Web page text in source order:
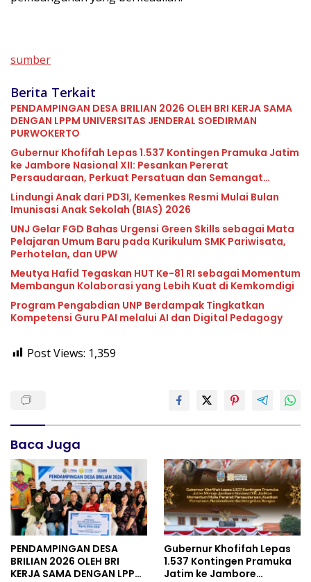
sumber
Berita Terkait
PENDAMPINGAN DESA BRILIAN 2026 OLEH BRI KERJA SAMA
DENGAN LPPM UNIVERSITAS JENDERAL SOEDIRMAN
PURWOKERTO
Gubernur Khofifah Lepas 1.537 Kontingen Pramuka Jatim
ke Jambore Nasional XII: Pesankan Pererat
Persaudaraan, Perkuat Persatuan dan Semangat
Nasionalisme
Lindungi Anak dari PD3I, Kemenkes Resmi Mulai Bulan
Imunisasi Anak Sekolah (BIAS) 2026
UNJ Gelar FGD Bahas Urgensi Green Skills sebagai Mata
Pelajaran Umum Baru pada Kurikulum SMK Pariwisata,
Perhotelan, dan UPW
Meutya Hafid Tegaskan HUT Ke-81 RI sebagai Momentum
Membangun Kolaborasi yang Lebih Kuat di Kemkomdigi
Program Pengabdian UNP Berdampak Tingkatkan
Kompetensi Guru PAI melalui AI dan Digital Pedagogy
Post Views: 1,359
Baca Juga
PENDAMPINGAN DESA
BRILIAN 2026 OLEH BRI
KERJA SAMA DENGAN LPPM
Gubernur Khofifah Lepas
1.537 Kontingen Pramuka
Jatim ke Jambore